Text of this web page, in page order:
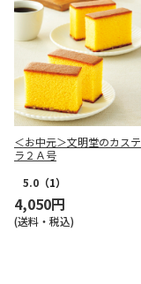
＜お中元＞文明堂のカステ
ラ２Ａ号
5.0 （1）
4,050円
(送料・税込)